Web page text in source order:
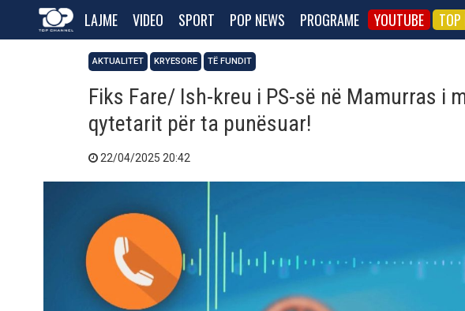
LAJME VIDEO SPORT POP NEWS PROGRAME YOUTUBE TOP
AKTUALITET KRYESORE TË FUNDIT
Fiks Fare/ Ish-kreu i PS-së në Mamurras i
qytetarit për ta punësuar!
22/04/2025 20:42